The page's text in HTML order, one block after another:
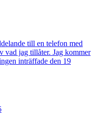
till en telefon med
vad jag tillåter. Jag kommer
inträffade den 19